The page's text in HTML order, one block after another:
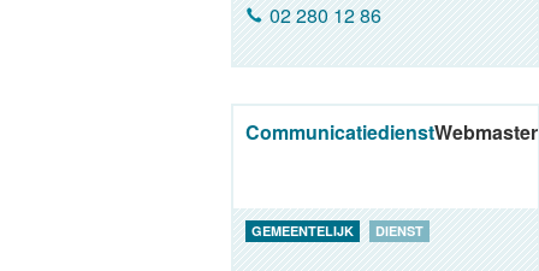
02 280 12 86
CommunicatiedienstWebmaster
GEMEENTELIJK DIENST